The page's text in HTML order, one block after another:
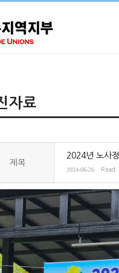
자료
제목
2024년 노사
2024-06-26 Read